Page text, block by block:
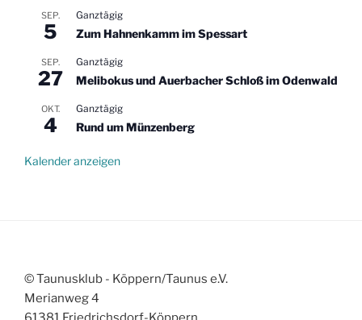
SEP.
5
Ganztägig
Zum Hahnenkamm im Spessart
SEP.
27
Ganztägig
Melibokus und Auerbacher Schloß im Odenwald
OKT.
4
Ganztägig
Rund um Münzenberg
Kalender anzeigen
© Taunusklub - Köppern/Taunus e.V.
Merianweg 4